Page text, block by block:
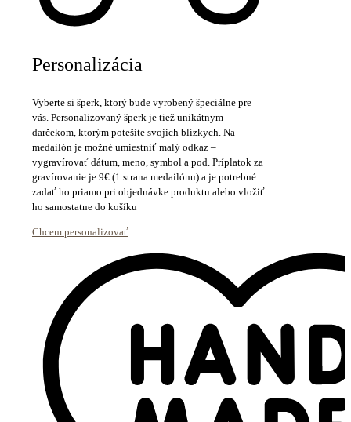
Personalizácia
Vyberte si šperk, ktorý bude vyrobený špeciálne pre
vás. Personalizovaný šperk je tiež unikátnym
darčekom, ktorým potešíte svojich blízkych. Na
medailón je možné umiestniť malý odkaz –
vygravírovať dátum, meno, symbol a pod. Príplatok za
gravírovanie je 9€ (1 strana medailónu) a je potrebné
zadať ho priamo pri objednávke produktu alebo vložiť
ho samostatne do košíku
Chcem personalizovať